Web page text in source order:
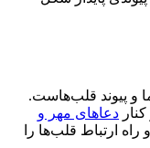
و پیوند قلب‌هاست.
دعاهای مهر و
ارتباط قلب‌ها را